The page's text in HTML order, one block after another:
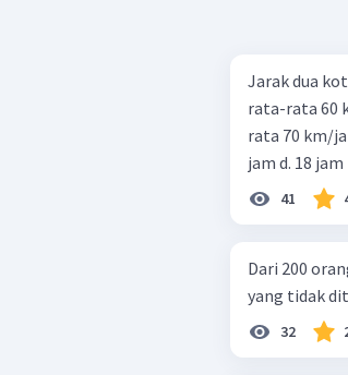
Jarak dua
rata-rata 60
rata 70 km/jam,
jam d. 18 jam
41
Dari 200
yang tidak
32